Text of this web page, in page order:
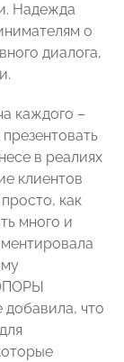
Надежда
о
диалога,
каждого –
в реалиях
клиентов
как
много и
добавила, что